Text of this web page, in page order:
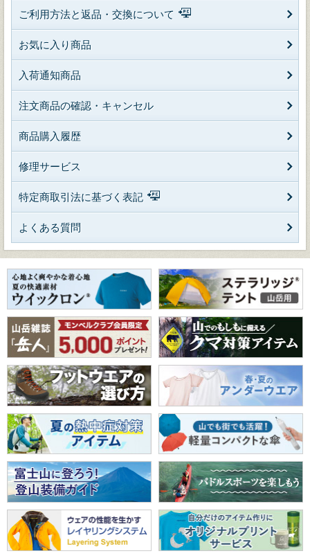
ご利用方法と返品・交換について
お気に入り商品
入荷通知商品
注文商品の確認・キャンセル
商品購入履歴
修理サービス
特定商取引法に基づく表記
よくある質問